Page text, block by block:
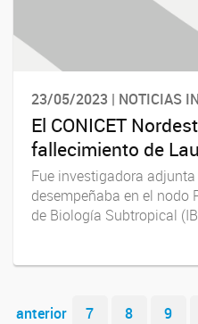
23/05/2023 | NOTICIAS
El CONICET
fallecimiento de
Fue investigadora adjunta
desempeñaba en el nodo
de Biología Subtropical
Navegador de
anterior 7 8 9